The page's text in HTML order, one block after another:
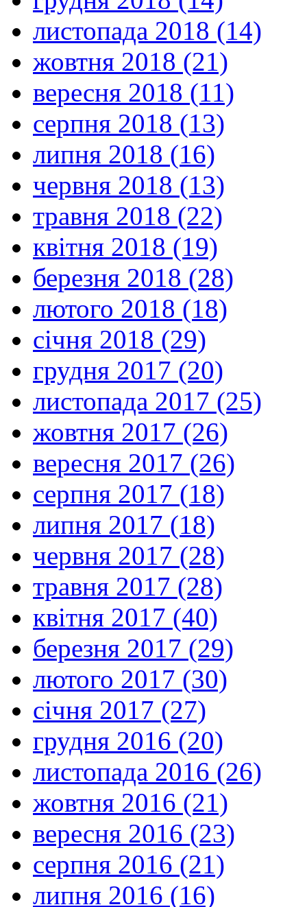
листопада 2018 (14)
жовтня 2018 (21)
вересня 2018 (11)
серпня 2018 (13)
липня 2018 (16)
червня 2018 (13)
травня 2018 (22)
квітня 2018 (19)
березня 2018 (28)
лютого 2018 (18)
січня 2018 (29)
грудня 2017 (20)
листопада 2017 (25)
жовтня 2017 (26)
вересня 2017 (26)
серпня 2017 (18)
липня 2017 (18)
червня 2017 (28)
травня 2017 (28)
квітня 2017 (40)
березня 2017 (29)
лютого 2017 (30)
січня 2017 (27)
грудня 2016 (20)
листопада 2016 (26)
жовтня 2016 (21)
вересня 2016 (23)
серпня 2016 (21)
липня 2016 (16)